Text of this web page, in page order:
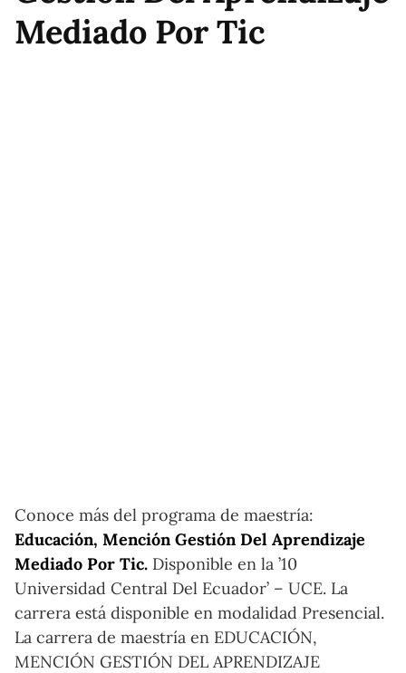
Mediado Por Tic
Conoce más del programa de maestría:
Educación, Mención Gestión Del Aprendizaje
Mediado Por Tic. Disponible en la ’10
Universidad Central Del Ecuador’ – UCE. La
carrera está disponible en modalidad Presencial.
La carrera de maestría en EDUCACIÓN,
MENCIÓN GESTIÓN DEL APRENDIZAJE